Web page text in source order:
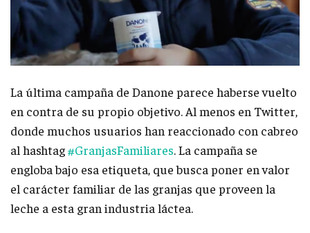
La última campaña de Danone parece haberse vuelto
en contra de su propio objetivo. Al menos en Twitter,
donde muchos usuarios han reaccionado con cabreo
al hashtag#GranjasFamiliares. La campaña se
engloba bajo esa etiqueta, que busca poner en valor
el carácter familiar de las granjas que proveen la
leche a esta gran industria láctea.